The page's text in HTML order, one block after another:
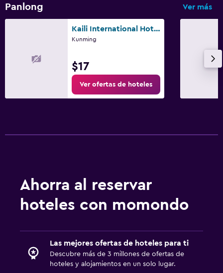
Panlong Ver más
Kaili International Hotel Apartments Beichen CC
Kunming
$17
Ver ofertas de hoteles
Ahorra al reservar
hoteles con momondo
Las mejores ofertas de hoteles para ti
Descubre más de 3 millones de ofertas de
hoteles y alojamientos en un solo lugar.